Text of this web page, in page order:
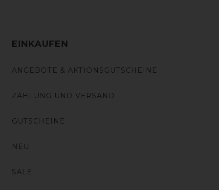
EINKAUFEN
ANGEBOTE & AKTIONSGUTSCHEINE
ZAHLUNG UND VERSAND
GUTSCHEINE
NEU
SALE